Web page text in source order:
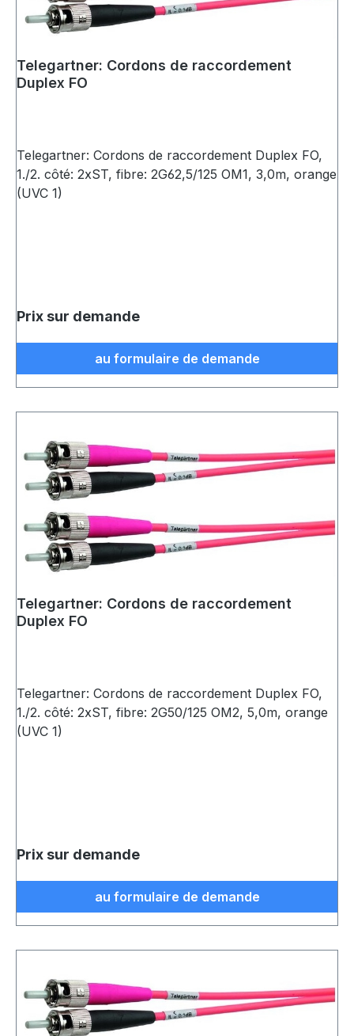
Telegartner: Cordons de raccordement
Duplex FO
Telegartner: Cordons de raccordement Duplex FO,
1./2. côté: 2xST, fibre: 2G62,5/125 OM1, 3,0m, orange
(UVC 1)
Prix sur demande
au formulaire de demande
Telegartner: Cordons de raccordement
Duplex FO
Telegartner: Cordons de raccordement Duplex FO,
1./2. côté: 2xST, fibre: 2G50/125 OM2, 5,0m, orange
(UVC 1)
Prix sur demande
au formulaire de demande